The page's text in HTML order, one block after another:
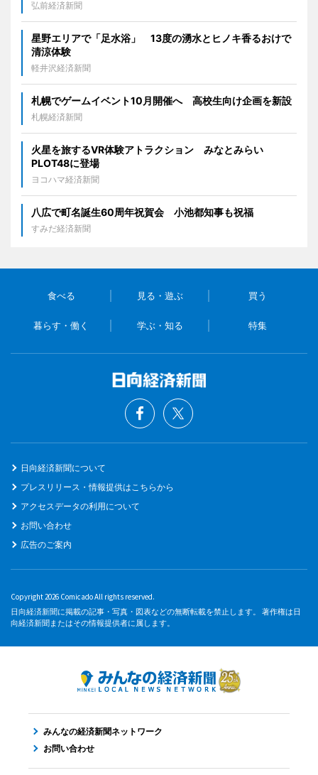
弘前経済新聞
星野エリアで「足水浴」 13度の湧水とヒノキ香るおけで
清涼体験
軽井沢経済新聞
札幌でゲームイベント10月開催へ 高校生向け企画を新設
札幌経済新聞
火星を旅するVR体験アトラクション みなとみらい
PLOT48に登場
ヨコハマ経済新聞
八広で町名誕生60周年祝賀会 小池都知事も祝福
すみだ経済新聞
食べる 見る・遊ぶ 買う
暮らす・働く 学ぶ・知る 特集
日向経済新聞について
プレスリリース・情報提供はこちらから
アクセスデータの利用について
お問い合わせ
広告のご案内
Copyright 2026 Comicado All rights reserved.
日向経済新聞に掲載の記事・写真・図表などの無断転載を禁止します。 著作権は日
向経済新聞またはその情報提供者に属します。
みんなの経済新聞ネットワーク
お問い合わせ